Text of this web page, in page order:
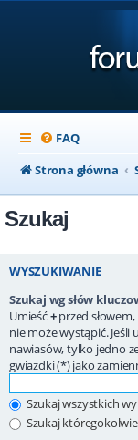
FAQ
Strona główna
Szukaj
WYSZUKIWANIE
Szukaj wg słów
Umieść+przed
nie może wystąpić. Jeśli
nawiasów, tylko jedno
gwiazdki (*) jako
Szukaj wszystkich
Szukaj